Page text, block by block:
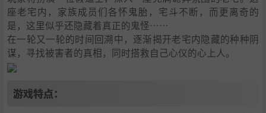
座老宅内，家族成员们各怀鬼胎，宅斗不断，而更离奇的
是，这里似乎还隐藏着真正的鬼怪……
在一轮又一轮的时间回溯中，逐渐揭开老宅内隐藏的种种阴
谋，寻找被害者的真相，同时搭救自己心仪的心上人。
游戏特点：